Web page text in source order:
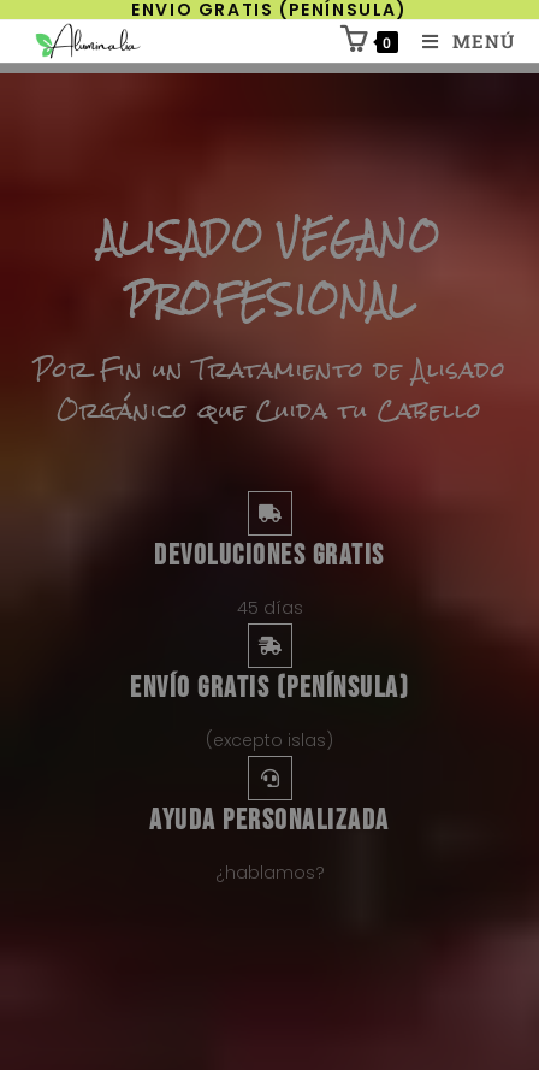
ENVIO GRATIS (PENÍNSULA)
0 MENÚ
ALISADO VEGANO
PROFESIONAL
Por Fin un Tratamiento de Alisado
Orgánico que Cuida tu Cabello
DEVOLUCIONES GRATIS
45 días
ENVÍO GRATIS (PENÍNSULA)
(excepto islas)
AYUDA PERSONALIZADA
¿hablamos?